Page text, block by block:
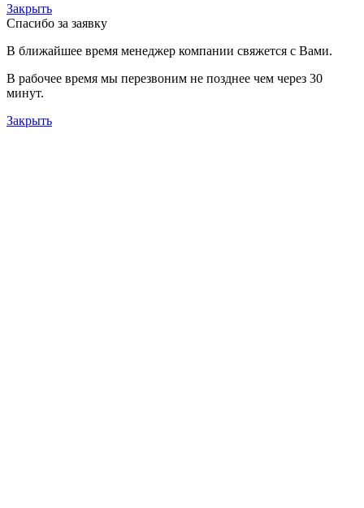
Закрыть
Спасибо за заявку
В ближайшее время менеджер компании свяжется с Вами.
В рабочее время мы перезвоним не позднее чем через 30
минут.
Закрыть